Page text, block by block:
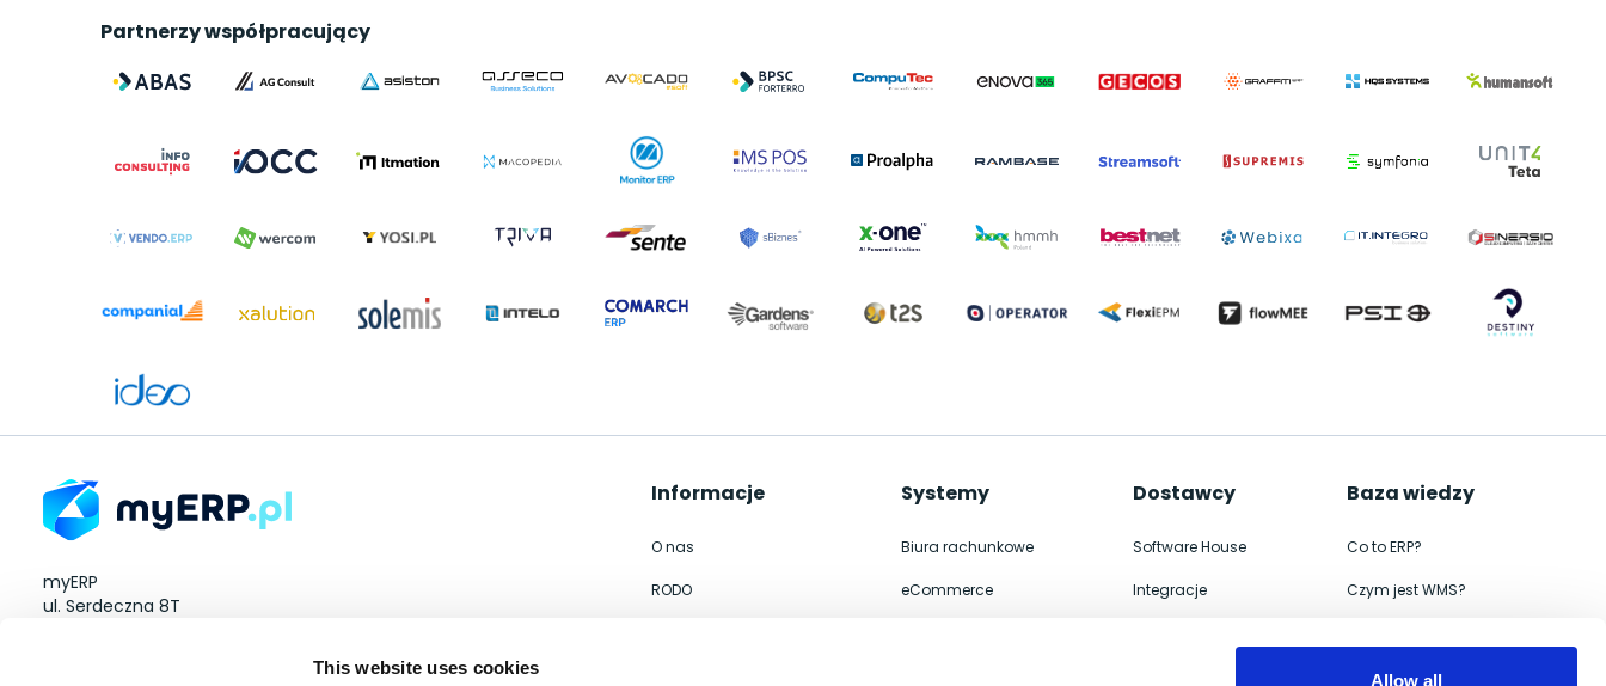
This website uses cookies
Allow all
Partnerzy współpracujący
myERP
ul. Serdeczna 8T
Informacje
O nas
RODO
Systemy
Biura rachunkowe
eCommerce
Dostawcy
Software House
Integracje
Baza wiedzy
Co to ERP?
Czym jest WMS?
Czym jest e-commerce